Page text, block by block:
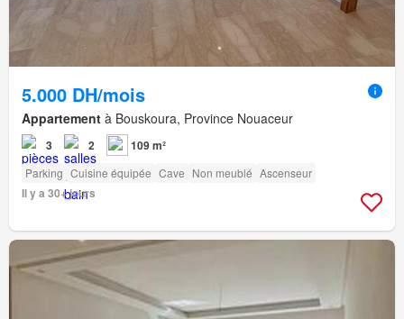
5.000 DH/mois
Appartement à Bouskoura, Province Nouaceur
3 2 109 m²
Parking Cuisine équipée Cave Non meublé Ascenseur
Il y a 30+ jours